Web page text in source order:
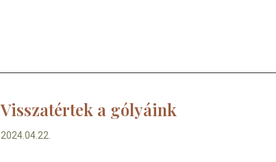
Visszatértek a gólyáink
2024.04.22.